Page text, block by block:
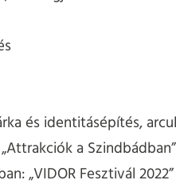
és identitásépítés,
a Szindbádban”
„VIDOR Fesztivál 2022”